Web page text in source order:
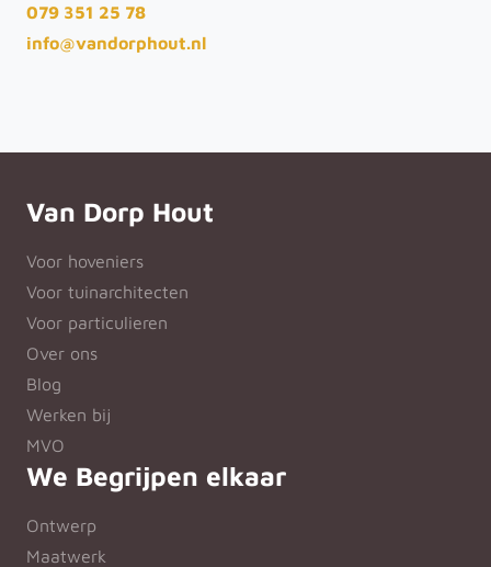
079 351 25 78
info@vandorphout.nl
Van Dorp Hout
Voor hoveniers
Voor tuinarchitecten
Voor particulieren
Over ons
Blog
Werken bij
MVO
We Begrijpen elkaar
Ontwerp
Maatwerk